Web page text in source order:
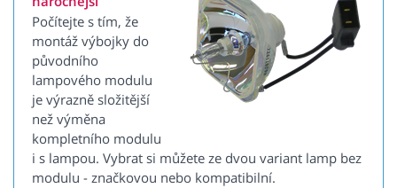
Počítejte s tím, že
montáž výbojky do
původního
lampového modulu
je výrazně složitější
než výměna
kompletního modulu
i s lampou. Vybrat si můžete ze dvou variant lamp bez
modulu - značkovou nebo kompatibilní.